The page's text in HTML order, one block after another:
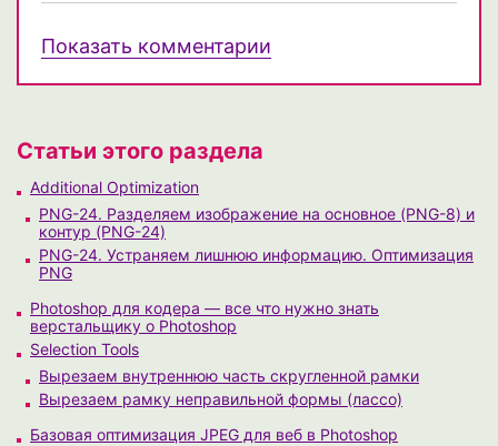
Показать комментарии
Статьи этого раздела
Additional Optimization
PNG-24. Разделяем изображение на основное (PNG-8) и
контур (PNG-24)
PNG-24. Устраняем лишнюю информацию. Оптимизация
PNG
Photoshop для кодера — все что нужно знать
верстальщику о Photoshop
Selection Tools
Вырезаем внутреннюю часть скругленной рамки
Вырезаем рамку неправильной формы (лассо)
Базовая оптимизация JPEG для веб в Photoshop